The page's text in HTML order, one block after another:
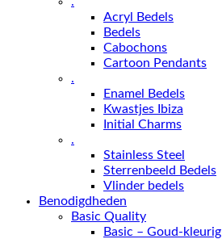
Acryl Bedels
Bedels
Cabochons
Cartoon Pendants
.
Enamel Bedels
Kwastjes Ibiza
Initial Charms
.
Stainless Steel
Sterrenbeeld Bedels
Vlinder bedels
Benodigdheden
Basic Quality
Basic – Goud-kleurig